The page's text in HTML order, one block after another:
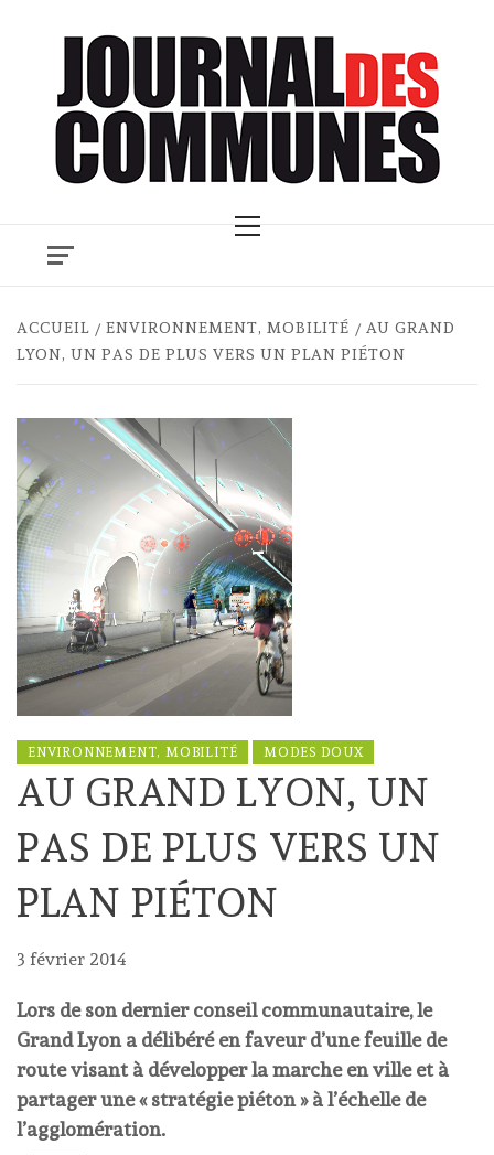
Menu
ACCUEIL ENVIRONNEMENT, MOBILITÉ
AU GRAND
LYON, UN PAS DE PLUS VERS UN PLAN PIÉTON
ENVIRONNEMENT, MOBILITÉ MODES DOUX
AU GRAND LYON, UN
PAS DE PLUS VERS UN
PLAN PIÉTON
3 février 2014
Lors de son dernier conseil communautaire, le
Grand Lyon a délibéré en faveur d’une feuille de
route visant à développer la marche en ville et à
partager une « stratégie piéton » à l’échelle de
l’agglomération.